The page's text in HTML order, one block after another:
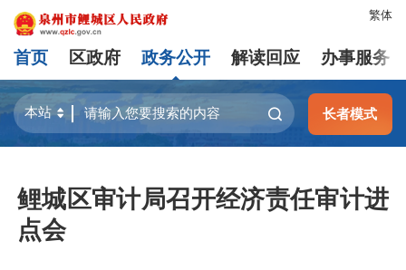
繁体
首页 区政府 政务公开 解读回应 办事服务
长者模式
鲤城区审计局召开经济责任审计进
点会